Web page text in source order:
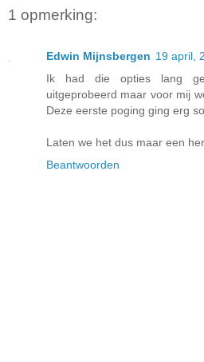
1 opmerking:
Edwin Mijnsbergen 19 april,
Ik had die opties lang
uitgeprobeerd maar voor mij
Deze eerste poging ging erg
Laten we het dus maar een
Beantwoorden